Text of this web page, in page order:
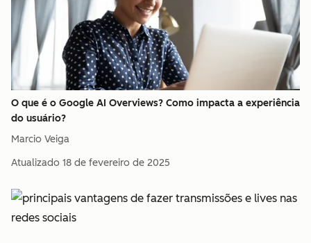
O que é o Google AI Overviews? Como impacta a experiência
do usuário?
Marcio Veiga
Atualizado 18 de fevereiro de 2025